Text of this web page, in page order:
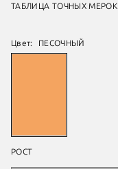
ТАБЛИЦА ТОЧНЫХ МЕРОК
Цвет: ПЕСОЧНЫЙ
РОСТ